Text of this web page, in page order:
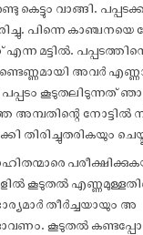
കെട്ടും വാങ്ങി.
പിന്നെ കാഞ്ചനയെ
മട്ടിൽ.
അവർ
പപ്പടം കൂടുതലിടുന്നത്
നോട്ടിൽ
തിരിച്ചുതരികയും
കൂടുതൽ
തീർച്ചയായും അ
കൂടുതൽ